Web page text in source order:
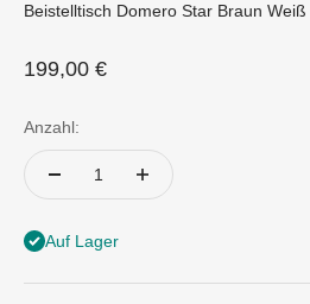
Beistelltisch Domero Star Braun
Angebot
199,00 €
Anzahl:
Auf Lager